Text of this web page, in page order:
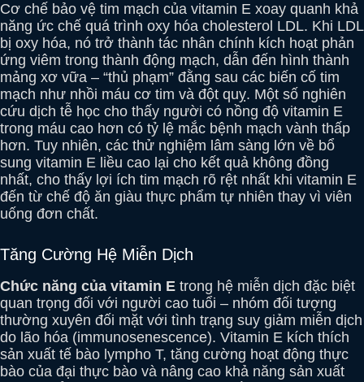
Cơ chế bảo vệ tim mạch của vitamin E xoay quanh khả
năng ức chế quá trình oxy hóa cholesterol LDL. Khi LDL
bị oxy hóa, nó trở thành tác nhân chính kích hoạt phản
ứng viêm trong thành động mạch, dẫn đến hình thành
mảng xơ vữa – “thủ phạm” đằng sau các biến cố tim
mạch như nhồi máu cơ tim và đột quỵ. Một số nghiên
cứu dịch tễ học cho thấy người có nồng độ vitamin E
trong máu cao hơn có tỷ lệ mắc bệnh mạch vành thấp
hơn. Tuy nhiên, các thử nghiệm lâm sàng lớn về bổ
sung vitamin E liều cao lại cho kết quả không đồng
nhất, cho thấy lợi ích tim mạch rõ rệt nhất khi vitamin E
đến từ chế độ ăn giàu thực phẩm tự nhiên thay vì viên
uống đơn chất.
Tăng Cường Hệ Miễn Dịch
Chức năng của vitamin E trong hệ miễn dịch đặc biệt
quan trọng đối với người cao tuổi – nhóm đối tượng
thường xuyên đối mặt với tình trạng suy giảm miễn dịch
do lão hóa (immunosenescence). Vitamin E kích thích
sản xuất tế bào lympho T, tăng cường hoạt động thực
bào của đại thực bào và nâng cao khả năng sản xuất